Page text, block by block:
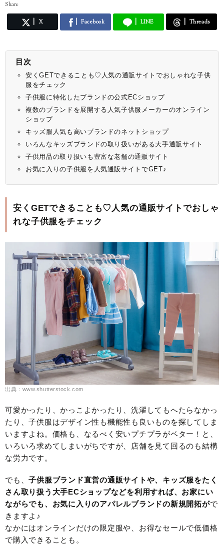
Share
X Facebook LINE Threads
目次
安くGETできることも♡人気の通販サイトでおしゃれな子供
服をチェック
子供服に特化したブランドの公式ECショップ
複数のブランドを展開する人気子供服メーカーのオンライン
ショップ
キッズ服人気も高いブランドのネットショップ
いろんなキッズブランドの取り扱いがある大手通販サイト
子供用品の取り扱いも豊富な老舗の通販サイト
お気に入りの子供服を人気通販サイトでGET♪
安くGETできることも♡人気の通販サイトでおしゃ
れな子供服をチェック
出典：www.shutterstock.com
可愛かったり、かっこよかったり、洗濯してもへたらなかっ
たり、子供服はデザイン性も機能性も良いものを探してしま
いますよね。価格も、なるべく安いプチプラがベター！と、
いろいろ求めてしまいがちですが、店舗を見て回るのも結構
な労力です。
でも、子供服ブランド直営の通販サイトや、キッズ服をたく
さん取り扱う大手ECショップなどを利用すれば、お家にい
ながらでも、お気に入りのアパレルブランドの新規開拓がで
きますよ♪
なかにはオンラインだけの限定服や、お得なセールで低価格
で購入できることも。